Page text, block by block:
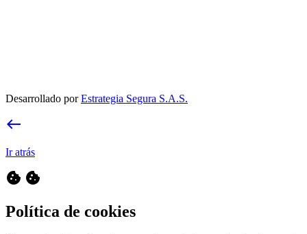
Desarrollado porEstrategia Segura S.A.S.
west
Ir atrás
cookie cookie
Política de cookies